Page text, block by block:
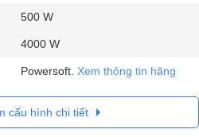
500 W
4000 W
Powersoft. Xem thông tin hãng
cấu hình chi tiết